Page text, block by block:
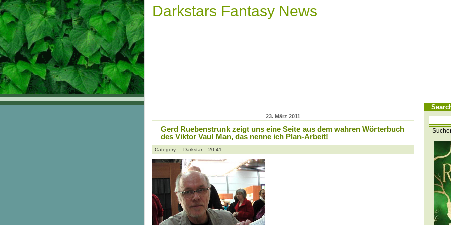
Darkstars Fantasy News
23. März 2011
Gerd Ruebenstrunk zeigt uns eine Seite aus dem wahren Wörterbuch
des Viktor Vau! Man, das nenne ich Plan-Arbeit!
Category: – Darkstar – 20:41